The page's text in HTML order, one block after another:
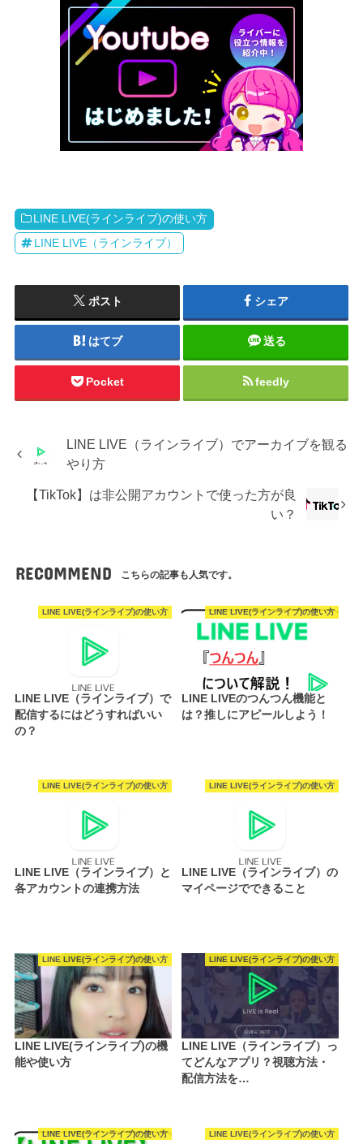
LINE LIVE(ラインライブ)の使い方
LINE LIVE（ラインライブ）
ポスト シェア
はてブ 送る
Pocket feedly
LINE LIVE（ラインライブ）でアーカイブを観る
やり方
【TikTok】は非公開アカウントで使った方が良
い？
RECOMMEND こちらの記事も人気です。
LINE LIVE(ラインライブ)の使い方
LINE LIVE（ラインライブ）で
配信するにはどうすればいい
の？
LINE LIVE(ラインライブ)の使い方
LINE LIVEのつんつん機能と
は？推しにアピールしよう！
LINE LIVE(ラインライブ)の使い方
LINE LIVE（ラインライブ）と
各アカウントの連携方法
LINE LIVE(ラインライブ)の使い方
LINE LIVE（ラインライブ）の
マイページでできること
LINE LIVE(ラインライブ)の使い方
LINE LIVE(ラインライブ)の機
能や使い方
LINE LIVE(ラインライブ)の使い方
LINE LIVE（ラインライブ）っ
てどんなアプリ？視聴方法・
配信方法を…
LINE LIVE(ラインライブ)の使い方 LINE LIVE(ラインライブ)の使い方